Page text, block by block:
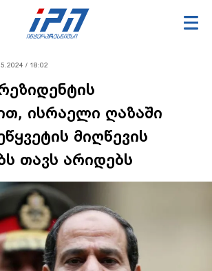
/ 18:02
ისრაელი ღაზაში
მიღწევის
თავს არიდებს